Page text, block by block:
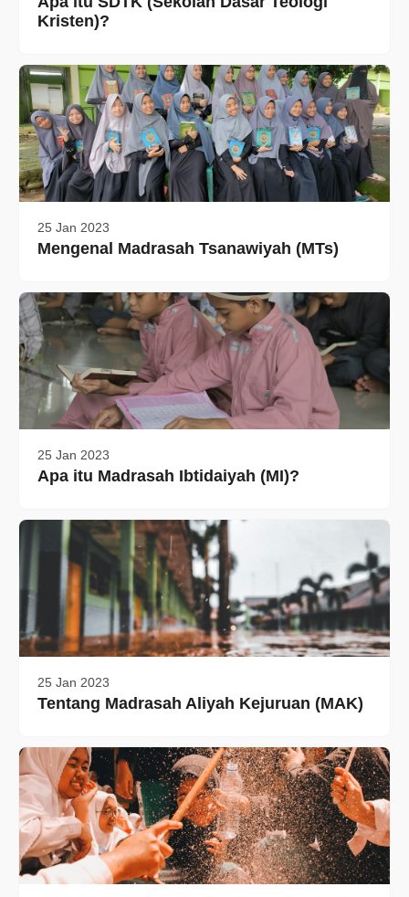
Kristen)?
25 Jan 2023
Mengenal Madrasah Tsanawiyah (MTs)
25 Jan 2023
Apa itu Madrasah Ibtidaiyah (MI)?
25 Jan 2023
Tentang Madrasah Aliyah Kejuruan (MAK)